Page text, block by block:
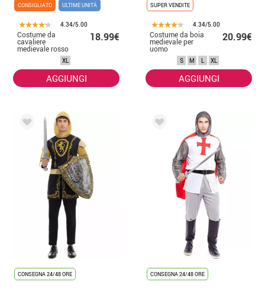
CONSIGLIATO
ULTIME UNITÀ
4.34/5.00
Costume da
cavaliere
medievale rosso
e nero per uomo
18.99€
XL
AGGIUNGI
SUPER VENDITE
4.34/5.00
Costume da boia
medievale per
uomo
20.99€
S M L XL
AGGIUNGI
CONSEGNA 24/48 ORE CONSEGNA 24/48 ORE